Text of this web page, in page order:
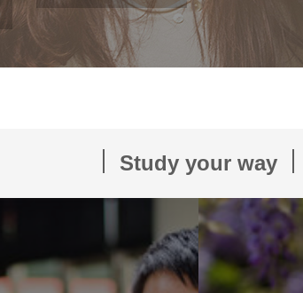
Study your way